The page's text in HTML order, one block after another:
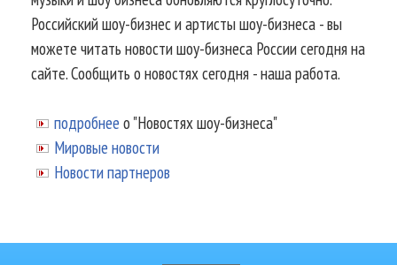
Российский шоу-бизнес и артисты шоу-бизнеса - вы
можете читать новости шоу-бизнеса России сегодня на
сайте. Сообщить о новостях сегодня - наша работа.
подробнее о "Новостях шоу-бизнеса"
Мировые новости
Новости партнеров